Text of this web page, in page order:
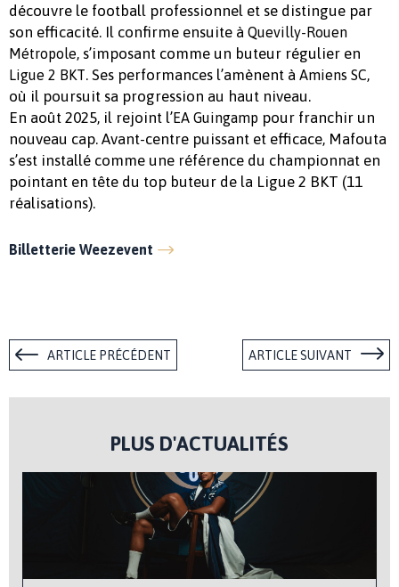
découvre le football professionnel et se distingue par
son efficacité. Il confirme ensuite à Quevilly-Rouen
Métropole, s’imposant comme un buteur régulier en
Ligue 2 BKT. Ses performances l’amènent à Amiens SC,
où il poursuit sa progression au haut niveau.
En août 2025, il rejoint l’EA Guingamp pour franchir un
nouveau cap. Avant-centre puissant et efficace, Mafouta
s’est installé comme une référence du championnat en
pointant en tête du top buteur de la Ligue 2 BKT (11
réalisations).
Billetterie Weezevent
ARTICLE PRÉCÉDENT ARTICLE SUIVANT
PLUS D'ACTUALITÉS